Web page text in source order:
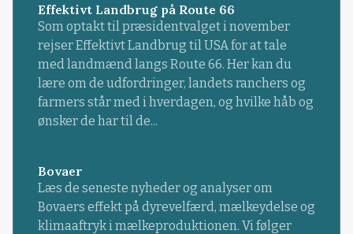
Effektivt Landbrug på Route 66
Som optakt til præsidentvalget i november
rejser Effektivt Landbrug til USA for at tale
med landmænd langs Route 66. Her kan du
lære om de udfordringer, landets ranchers og
farmers står med i hverdagen, og hvilke håb og
ønsker de har til de...
Bovaer
Læs de seneste nyheder og analyser om
Bovaers effekt på dyrevelfærd, mælkeydelse og
klimaaftryk i mælkeproduktionen. Vi følger